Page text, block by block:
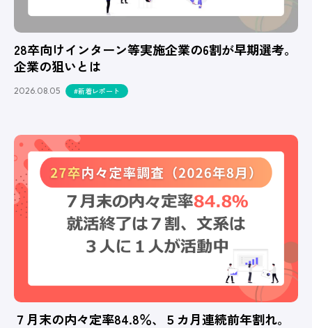
28卒向けインターン等実施企業の6割が早期選考。
企業の狙いとは
2026.08.05 #新着レポート
７月末の内々定率84.8％、５カ月連続前年割れ。